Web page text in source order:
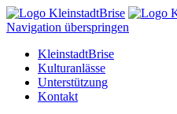
Navigation überspringen
KleinstadtBrise
Kulturanlässe
Unterstützung
Kontakt